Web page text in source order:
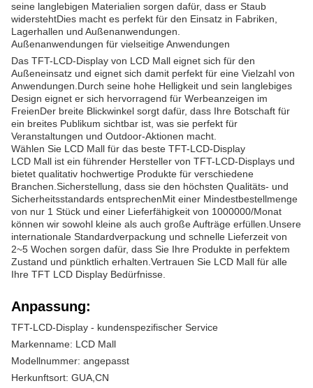
seine langlebigen Materialien sorgen dafür, dass er Staub
widerstehtDies macht es perfekt für den Einsatz in Fabriken,
Lagerhallen und Außenanwendungen.
Außenanwendungen für vielseitige Anwendungen
Das TFT-LCD-Display von LCD Mall eignet sich für den
Außeneinsatz und eignet sich damit perfekt für eine Vielzahl von
Anwendungen.Durch seine hohe Helligkeit und sein langlebiges
Design eignet er sich hervorragend für Werbeanzeigen im
FreienDer breite Blickwinkel sorgt dafür, dass Ihre Botschaft für
ein breites Publikum sichtbar ist, was sie perfekt für
Veranstaltungen und Outdoor-Aktionen macht.
Wählen Sie LCD Mall für das beste TFT-LCD-Display
LCD Mall ist ein führender Hersteller von TFT-LCD-Displays und
bietet qualitativ hochwertige Produkte für verschiedene
Branchen.Sicherstellung, dass sie den höchsten Qualitäts- und
Sicherheitsstandards entsprechenMit einer Mindestbestellmenge
von nur 1 Stück und einer Lieferfähigkeit von 1000000/Monat
können wir sowohl kleine als auch große Aufträge erfüllen.Unsere
internationale Standardverpackung und schnelle Lieferzeit von
2~5 Wochen sorgen dafür, dass Sie Ihre Produkte in perfektem
Zustand und pünktlich erhalten.Vertrauen Sie LCD Mall für alle
Ihre TFT LCD Display Bedürfnisse.
Anpassung:
TFT-LCD-Display - kundenspezifischer Service
Markenname: LCD Mall
Modellnummer: angepasst
Herkunftsort: GUA,CN